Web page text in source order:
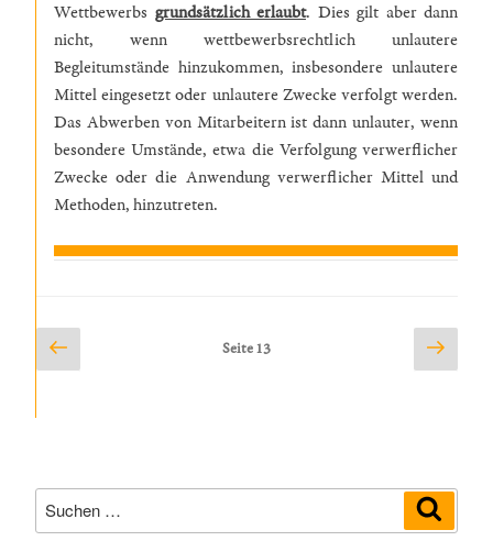
Wettbewerbs grundsätzlich erlaubt. Dies gilt aber dann
nicht, wenn wettbewerbsrechtlich unlautere
Begleitumstände hinzukommen, insbesondere unlautere
Mittel eingesetzt oder unlautere Zwecke verfolgt werden.
Das Abwerben von Mitarbeitern ist dann unlauter, wenn
besondere Umstände, etwa die Verfolgung verwerflicher
Zwecke oder die Anwendung verwerflicher Mittel und
Methoden, hinzutreten.
Seitennummerierung
der
Beiträge
Vorherige
Seite
Seite13
Seite
Suchen
nach: